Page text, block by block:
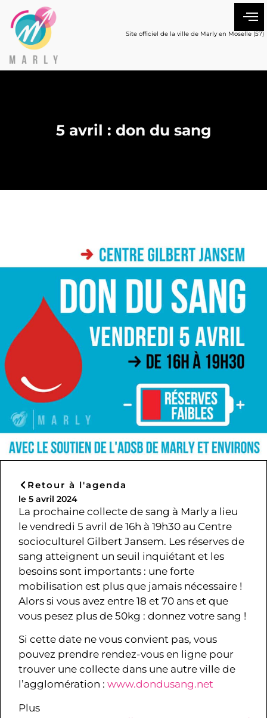
Site officiel de la ville de Marly en Moselle (57)
5 avril : don du sang
Retour à l'agenda
le 5 avril 2024
La prochaine collecte de sang à Marly a lieu
le vendredi 5 avril de 16h à 19h30 au Centre
socioculturel Gilbert Jansem. Les réserves de
sang atteignent un seuil inquiétant et les
besoins sont importants : une forte
mobilisation est plus que jamais nécessaire !
Alors si vous avez entre 18 et 70 ans et que
vous pesez plus de 50kg : donnez votre sang !
Si cette date ne vous convient pas, vous
pouvez prendre rendez-vous en ligne pour
trouver une collecte dans une autre ville de
l’agglomération : www.dondusang.net
Plus